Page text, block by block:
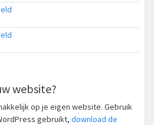
website?
op je eigen website. Gebruik
gebruikt, download de